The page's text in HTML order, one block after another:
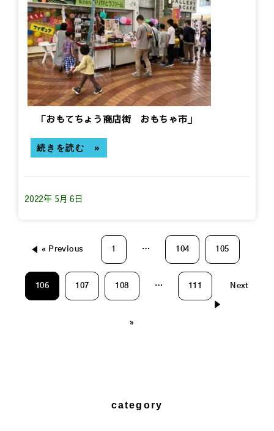
「おもてちょう商店街 おもちゃ市」
続きを読む »
2022年 5月 6日
« Previous 1 … 104 105
106 107 108 … 111 Next
»
category